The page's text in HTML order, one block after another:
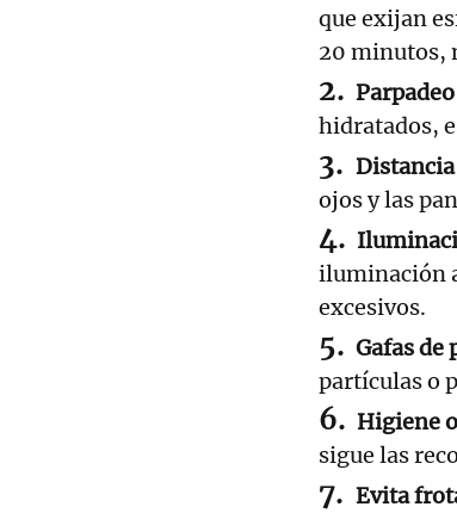
que exijan
20 minutos,
hidratados,
Distancia
ojos y las
iluminación
excesivos.
Gafas de
partículas o
Higiene
sigue las
Evita